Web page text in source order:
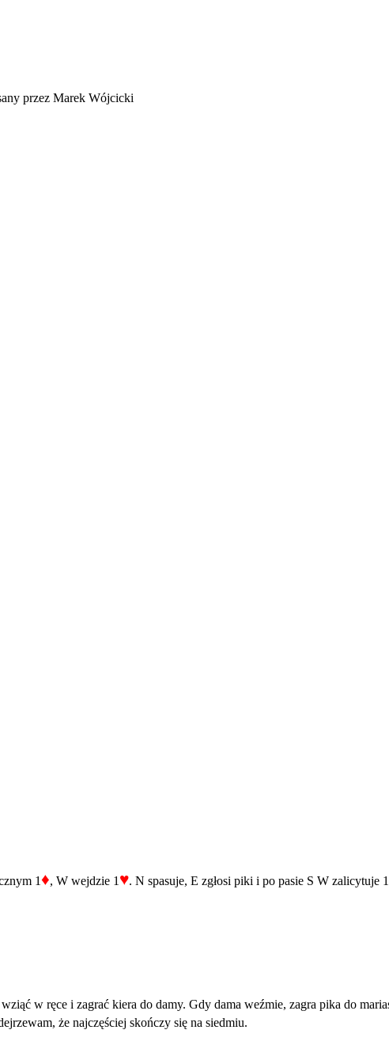
przez Marek Wójcicki
1♦, W wejdzie 1 ♥. N spasuje, E zgłosi piki i po pasie S W zalicytuje
w ręce i zagrać kiera do damy. Gdy dama weźmie, zagra pika do
że najczęściej skończy się na siedmiu.